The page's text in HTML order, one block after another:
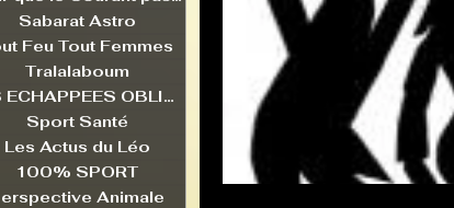
Sabarat Astro
Feu Tout Femmes
Tralalaboum
LES ECHAPPEES OBLIQUES
Sport Santé
Les Actus du Léo
100% SPORT
Animale